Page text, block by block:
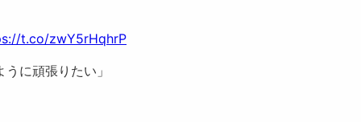
t.co/zwY5rHqhrP
に頑張りたい」